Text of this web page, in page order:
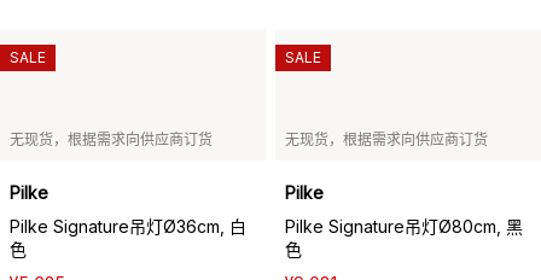
无现货，根据需求向供应商订货
Pilke
Pilke Signature吊灯Ø36cm, 白
色
SALE
无现货，根据需求向供应商订货
Pilke
Pilke Signature吊灯Ø80cm, 黑
色
SALE